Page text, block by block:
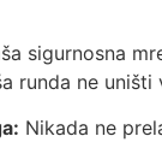
sigurnosna
runda ne uništi
Nikada ne